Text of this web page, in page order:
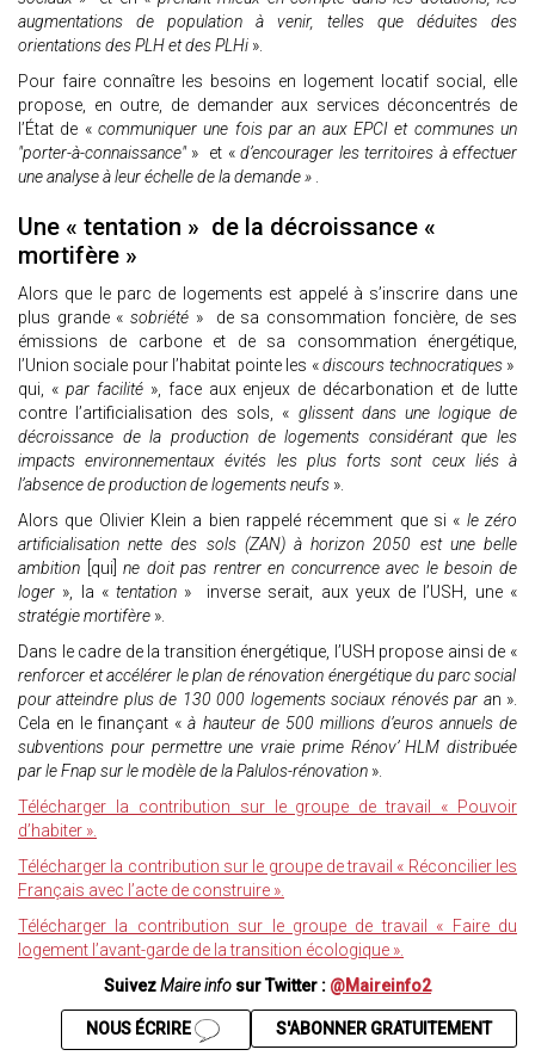
augmentations de population à venir, telles que déduites des
orientations des PLH et des PLHi ».
Pour faire connaître les besoins en logement locatif social, elle
propose, en outre, de demander aux services déconcentrés de
l’État de « communiquer une fois par an aux EPCI et communes un
"porter-à-connaissance"» et «d’encourager les territoires à effectuer
une analyse à leur échelle de la demande » .
Une « tentation » de la décroissance «
mortifère »
Alors que le parc de logements est appelé à s’inscrire dans une
plus grande « sobriété » de sa consommation foncière, de ses
émissions de carbone et de sa consommation énergétique,
l’Union sociale pour l’habitat pointe les «discours technocratiques »
qui, « par facilité », face aux enjeux de décarbonation et de lutte
contre l’artificialisation des sols, « glissent dans une logique de
décroissance de la production de logements considérant que les
impacts environnementaux évités les plus forts sont ceux liés à
l’absence de production de logements neufs ».
Alors que Olivier Klein a bien rappelé récemment que si « le zéro
artificialisation nette des sols (ZAN) à horizon 2050 est une belle
ambition
[qui]ne doit pas rentrer en concurrence avec le besoin de
loger », la «tentation » inverse serait, aux yeux de l’USH, une «
stratégie mortifère ».
Dans le cadre de la transition énergétique, l’USH propose ainsi de «
renforcer et accélérer le plan de rénovation énergétique du parc social
pour atteindre plus de 130 000 logements sociaux rénovés par an ».
Cela en le finançant «à hauteur de 500 millions d’euros annuels de
subventions pour permettre une vraie prime Rénov’ HLM distribuée
par le Fnap sur le modèle de la Palulos-rénovation ».
Télécharger la contribution sur le groupe de travail « Pouvoir
d’habiter ».
Télécharger la contribution sur le groupe de travail « Réconcilier les
Français avec l’acte de construire ».
Télécharger la contribution sur le groupe de travail « Faire du
logement l’avant-garde de la transition écologique ».
SuivezMaire info sur Twitter : @Maireinfo2
S'ABONNER GRATUITEMENT
NOUS ÉCRIRE